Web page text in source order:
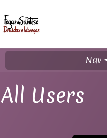
Nav
All Users